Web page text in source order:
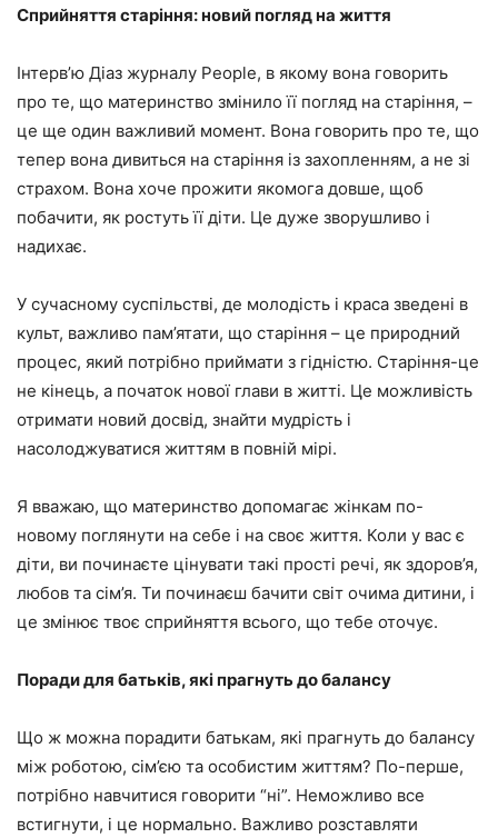
Сприйняття старіння: новий погляд на життя
Інтерв’ю Діаз журналу People, в якому вона говорить
про те, що материнство змінило її погляд на старіння, –
це ще один важливий момент. Вона говорить про те, що
тепер вона дивиться на старіння із захопленням, а не зі
страхом. Вона хоче прожити якомога довше, щоб
побачити, як ростуть її діти. Це дуже зворушливо і
надихає.
У сучасному суспільстві, де молодість і краса зведені в
культ, важливо пам’ятати, що старіння – це природний
процес, який потрібно приймати з гідністю. Старіння-це
не кінець, а початок нової глави в житті. Це можливість
отримати новий досвід, знайти мудрість і
насолоджуватися життям в повній мірі.
Я вважаю, що материнство допомагає жінкам по-
новому поглянути на себе і на своє життя. Коли у вас є
діти, ви починаєте цінувати такі прості речі, як здоров’я,
любов та сім’я. Ти починаєш бачити світ очима дитини, і
це змінює твоє сприйняття всього, що тебе оточує.
Поради для батьків, які прагнуть до балансу
Що ж можна порадити батькам, які прагнуть до балансу
між роботою, сім’єю та особистим життям? По-перше,
потрібно навчитися говорити “ні”. Неможливо все
встигнути, і це нормально. Важливо розставляти